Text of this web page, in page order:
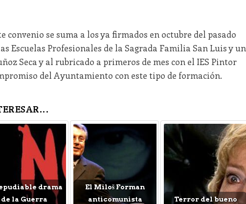
convenio se suma a los ya firmados en octubre del pasado
Escuelas Profesionales de la Sagrada Familia San Luis y un
Seca y al rubricado a primeros de mes con el IES Pintor
del Ayuntamiento con este tipo de formación.
drama
de la Guerra
El Miloš Forman
anticomunista
Terror del bueno